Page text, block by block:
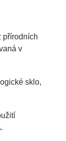
přírodních
v
sklo,